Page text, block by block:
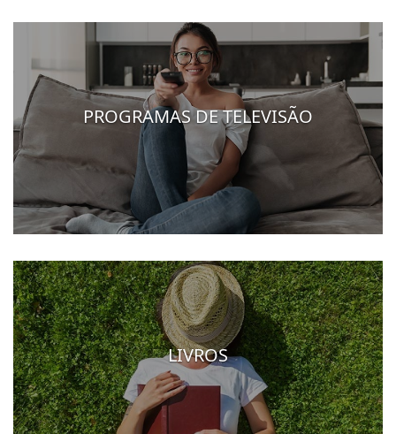
PROGRAMAS DE TELEVISÃO
LIVROS